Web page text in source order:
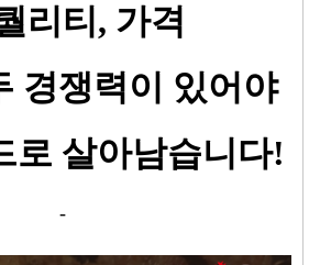
리티, 가격
경쟁력이 있어야
로 살아남습니다!
-